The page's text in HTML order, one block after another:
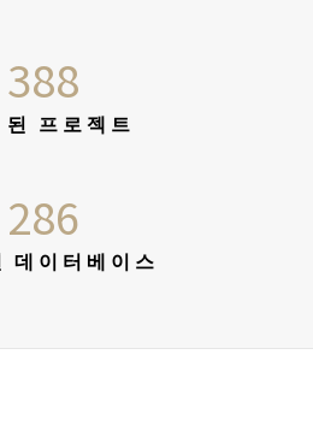
388
된 프로젝트
286
데이터베이스